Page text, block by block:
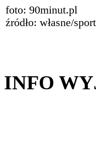
foto: 90minut.pl
źródło: własne/
INFO